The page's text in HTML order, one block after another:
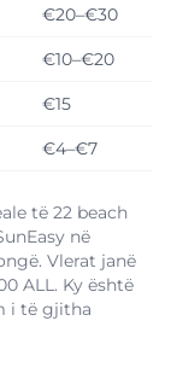
€20–€30
€10–€20
€15
€4–€7
të 22 beach
në
Vlerat janë
ALL. Ky është
i të gjitha